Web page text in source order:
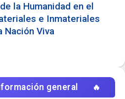
la Humanidad en el
e Inmateriales
Nación Viva
general